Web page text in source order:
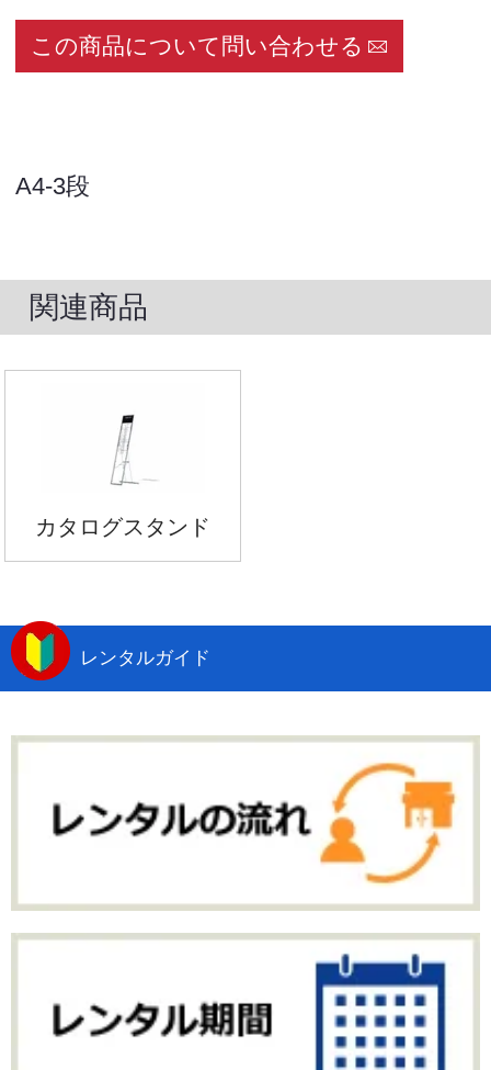
この商品について問い合わせる
A4-3段
関連商品
カタログスタンド
レンタルガイド